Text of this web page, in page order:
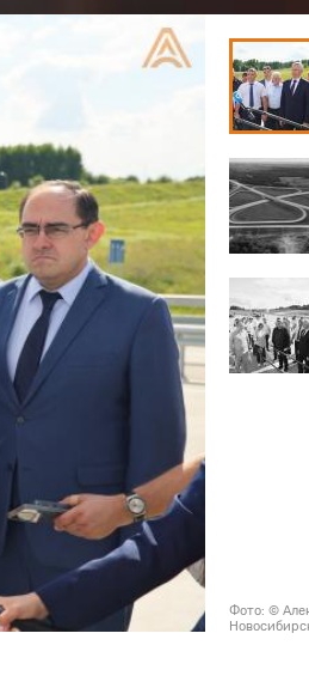
Фото: ©